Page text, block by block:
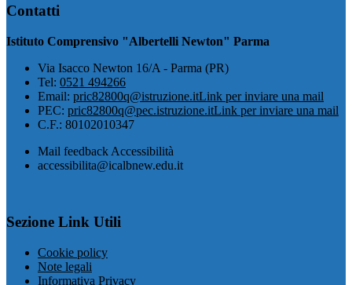
Contatti
Istituto Comprensivo "Albertelli Newton" Parma
Via Isacco Newton 16/A - Parma (PR)
Tel: 0521 494266
Email: pric82800q@istruzione.itLink per inviare una mail
PEC: pric82800q@pec.istruzione.itLink per inviare una mail
C.F.: 80102010347
Mail feedback Accessibilità
accessibilita@icalbnew.edu.it
Sezione Link Utili
Cookie policy
Note legali
Informativa Privacy